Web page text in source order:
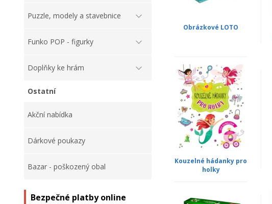
Puzzle, modely a stavebnice
Funko POP - figurky
Doplňky ke hrám
Ostatní
Akční nabídka
Dárkové poukazy
Bazar - poškozený obal
Bezpečné platby online
Obrázkové LOTO
Kouzelné hádanky pro
holky